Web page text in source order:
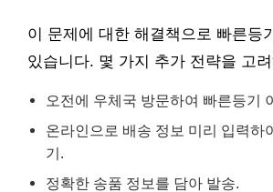
이 문제에 대한 해결책으로 빠른등
있습니다. 몇 가지 추가 전략을 고
오전에 우체국 방문하여 빠른등기
온라인으로 배송 정보 미리 입력하
기.
정확한 송품 정보를 담아 발송.